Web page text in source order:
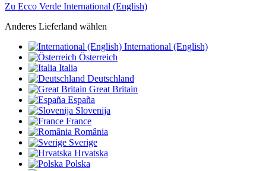
Zu Ecco Verde International (English)
Anderes Lieferland wählen
International (English)
Österreich
Italia
Deutschland
Great Britain
España
Slovenija
France
România
Sverige
Hrvatska
Polska